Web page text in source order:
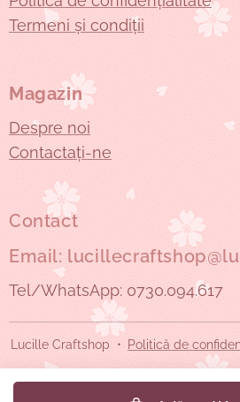
Termeni și condiții
Magazin
Despre noi
Contactați-ne
Contact
Email:
Tel/WhatsApp: 0730.094.617
Lucille Craftshop Politică de